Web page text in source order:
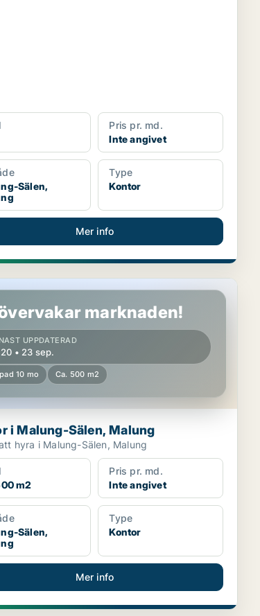
Pris pr. md.
Inte angivet
Sälen,
Type
Kontor
Mer info
Sälen, Malung
marknaden!
UPPDATERAD
• 23 sep.
10 mo Ca. 500 m2
i Malung-Sälen, Malung
hyra i Malung-Sälen, Malung
m2
Pris pr. md.
Inte angivet
Sälen,
Type
Kontor
Mer info